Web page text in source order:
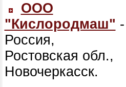
ООО
"Кислородмаш" -
Россия,
Ростовская обл.,
Новочеркасск.